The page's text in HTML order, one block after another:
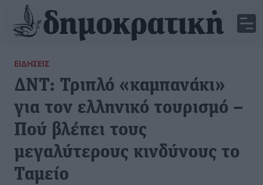
ΕΙΔΉΣΕΙΣ
ΔΝΤ: Τριπλό «καμπανάκι»
για τον ελληνικό τουρισμό –
Πού βλέπει τους
μεγαλύτερους κινδύνους το
Ταμείο